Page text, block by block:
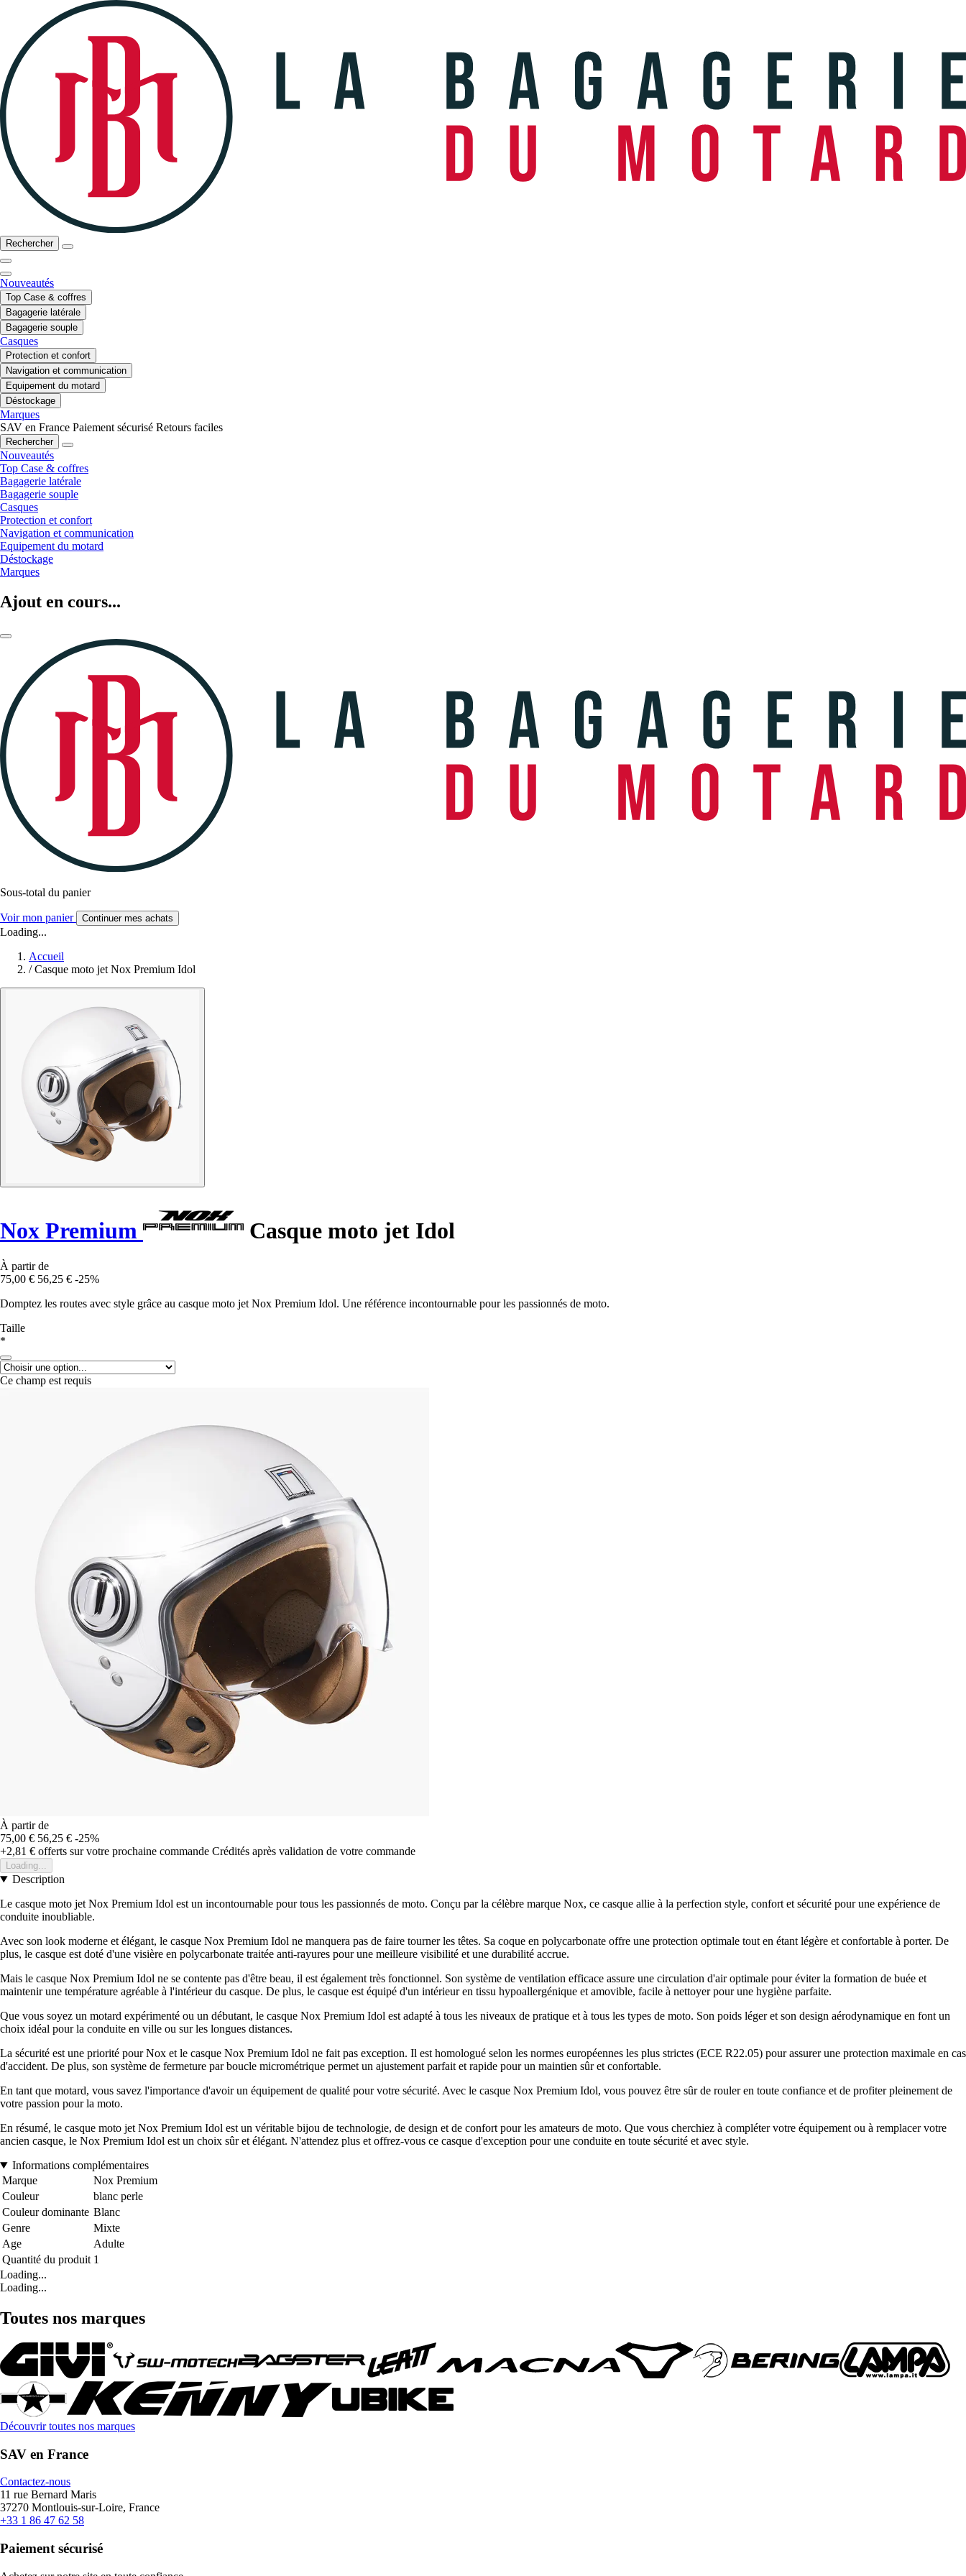
Rechercher
Nouveautés
Top Case & coffres
Bagagerie latérale
Bagagerie souple
Casques
Protection et confort
Navigation et communication
Equipement du motard
Déstockage
Marques
SAV en France Paiement sécurisé Retours faciles
Rechercher
Nouveautés
Top Case & coffres
Bagagerie latérale
Bagagerie souple
Casques
Protection et confort
Navigation et communication
Equipement du motard
Déstockage
Marques
Ajout en cours...
Sous-total du panier
Voir mon panier Continuer mes achats
Loading...
Accueil
/ Casque moto jet Nox Premium Idol
Nox Premium Casque moto jet Idol
À partir de
75,00 € 56,25 € -25%
Domptez les routes avec style grâce au casque moto jet Nox Premium Idol. Une référence incontournable pour les passionnés de moto.
Taille
*
Ce champ est requis
À partir de
75,00 € 56,25 € -25%
+2,81 € offerts sur votre prochaine commande Crédités après validation de votre commande
Loading...
Description
Le casque moto jet Nox Premium Idol est un incontournable pour tous les passionnés de moto. Conçu par la célèbre marque Nox, ce casque allie à la perfection style, confort et sécurité pour une expérience de
conduite inoubliable.
Avec son look moderne et élégant, le casque Nox Premium Idol ne manquera pas de faire tourner les têtes. Sa coque en polycarbonate offre une protection optimale tout en étant légère et confortable à porter. De
plus, le casque est doté d'une visière en polycarbonate traitée anti-rayures pour une meilleure visibilité et une durabilité accrue.
Mais le casque Nox Premium Idol ne se contente pas d'être beau, il est également très fonctionnel. Son système de ventilation efficace assure une circulation d'air optimale pour éviter la formation de buée et
maintenir une température agréable à l'intérieur du casque. De plus, le casque est équipé d'un intérieur en tissu hypoallergénique et amovible, facile à nettoyer pour une hygiène parfaite.
Que vous soyez un motard expérimenté ou un débutant, le casque Nox Premium Idol est adapté à tous les niveaux de pratique et à tous les types de moto. Son poids léger et son design aérodynamique en font un
choix idéal pour la conduite en ville ou sur les longues distances.
La sécurité est une priorité pour Nox et le casque Nox Premium Idol ne fait pas exception. Il est homologué selon les normes européennes les plus strictes (ECE R22.05) pour assurer une protection maximale en cas
d'accident. De plus, son système de fermeture par boucle micrométrique permet un ajustement parfait et rapide pour un maintien sûr et confortable.
En tant que motard, vous savez l'importance d'avoir un équipement de qualité pour votre sécurité. Avec le casque Nox Premium Idol, vous pouvez être sûr de rouler en toute confiance et de profiter pleinement de
votre passion pour la moto.
En résumé, le casque moto jet Nox Premium Idol est un véritable bijou de technologie, de design et de confort pour les amateurs de moto. Que vous cherchiez à compléter votre équipement ou à remplacer votre
ancien casque, le Nox Premium Idol est un choix sûr et élégant. N'attendez plus et offrez-vous ce casque d'exception pour une conduite en toute sécurité et avec style.
Informations complémentaires
Marque
Nox Premium
Couleur
blanc perle
Couleur dominante Blanc
Genre
Mixte
Age
Adulte
Quantité du produit 1
Loading...
Loading...
Toutes nos marques
Découvrir toutes nos marques
SAV en France
Contactez-nous
11 rue Bernard Maris
37270 Montlouis-sur-Loire, France
+33 1 86 47 62 58
Paiement sécurisé